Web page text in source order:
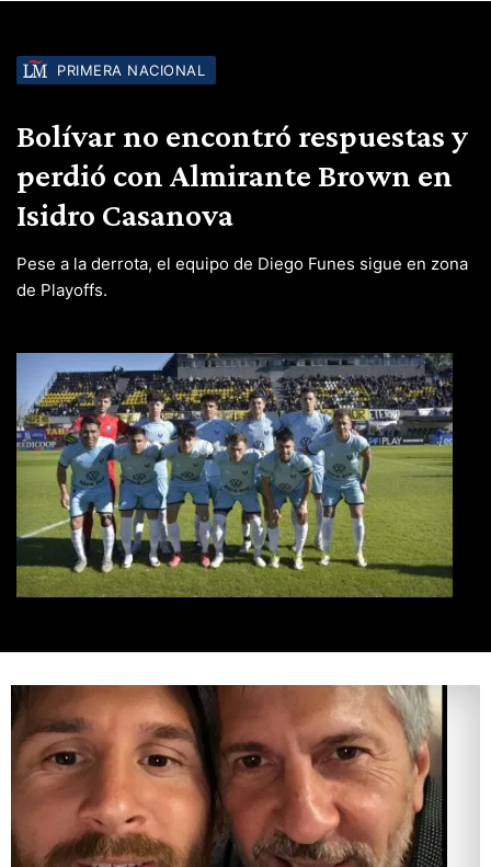
PRIMERA NACIONAL
Bolívar no encontró respuestas y
perdió con Almirante Brown en
Isidro Casanova
Pese a la derrota, el equipo de Diego Funes sigue en zona
de Playoffs.